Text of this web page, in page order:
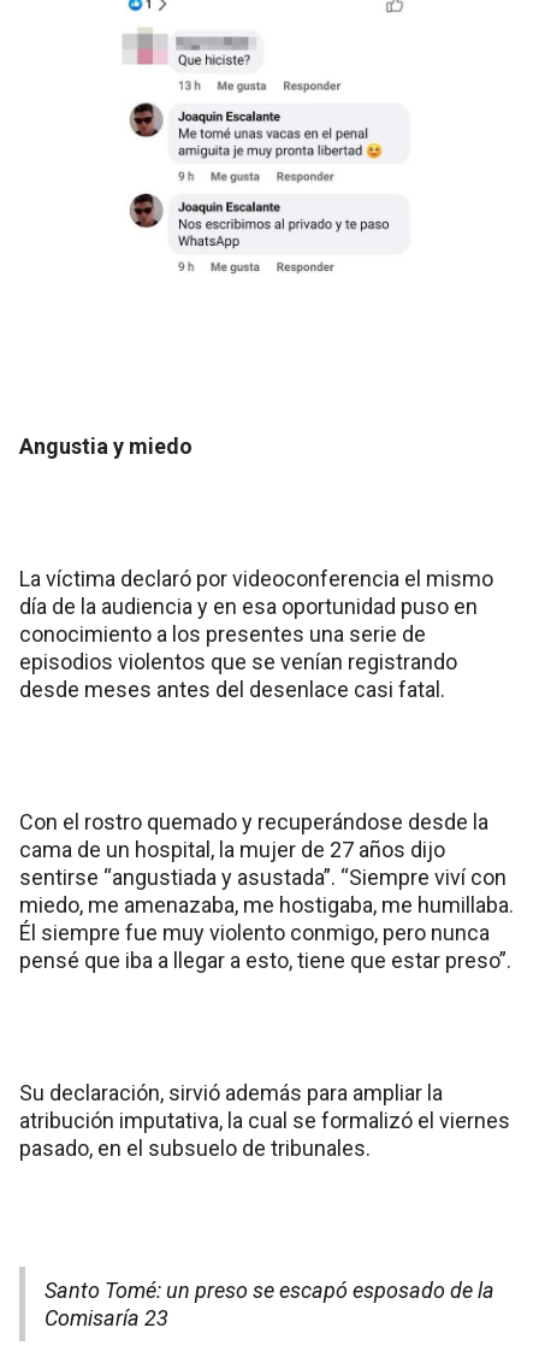
Angustia y miedo
La víctima declaró por videoconferencia el mismo
día de la audiencia y en esa oportunidad puso en
conocimiento a los presentes una serie de
episodios violentos que se venían registrando
desde meses antes del desenlace casi fatal.
Con el rostro quemado y recuperándose desde la
cama de un hospital, la mujer de 27 años dijo
sentirse “angustiada y asustada”. “Siempre viví con
miedo, me amenazaba, me hostigaba, me humillaba.
Él siempre fue muy violento conmigo, pero nunca
pensé que iba a llegar a esto, tiene que estar preso”.
Su declaración, sirvió además para ampliar la
atribución imputativa, la cual se formalizó el viernes
pasado, en el subsuelo de tribunales.
Santo Tomé: un preso se escapó esposado de la
Comisaría 23